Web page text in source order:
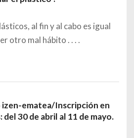
al fin y al cabo es igual
otro mal hábito
ematea/Inscripción en
30 de abril al 11 de mayo.